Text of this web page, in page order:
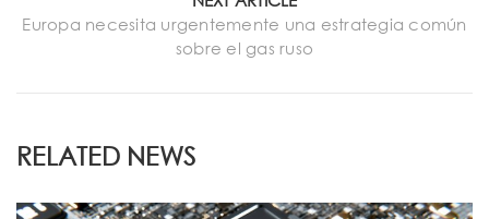
Europa necesita urgentemente una estrategia común
sobre el gas ruso
RELATED NEWS